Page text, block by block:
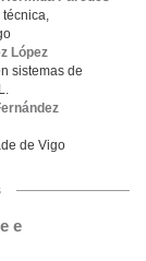
López
sistemas de
de Vigo
e